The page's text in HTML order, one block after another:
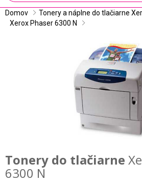
Domov Tonery a náplne do tlačiarne
Xerox Phaser 6300 N
Tonery do tlačiarne
6300 N